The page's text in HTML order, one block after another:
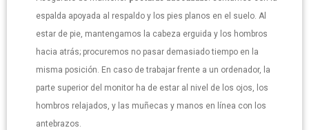
espalda apoyada al respaldo y los pies planos en el suelo. Al
estar de pie, mantengamos la cabeza erguida y los hombros
hacia atrás; procuremos no pasar demasiado tiempo en la
misma posición. En caso de trabajar frente a un ordenador, la
parte superior del monitor ha de estar al nivel de los ojos, los
hombros relajados, y las muñecas y manos en línea con los
antebrazos.